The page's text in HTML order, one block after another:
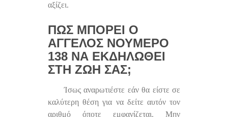
αξίζει.
ΠΏΣ ΜΠΟΡΕΊ Ο
ΆΓΓΕΛΟΣ ΝΟΎΜΕΡΟ
138 ΝΑ ΕΚΔΗΛΩΘΕΊ
ΣΤΗ ΖΩΉ ΣΑΣ;
Ίσως αναρωτιέστε εάν θα είστε σε
καλύτερη θέση για να δείτε αυτόν τον
αριθμό όποτε εμφανίζεται. Μην